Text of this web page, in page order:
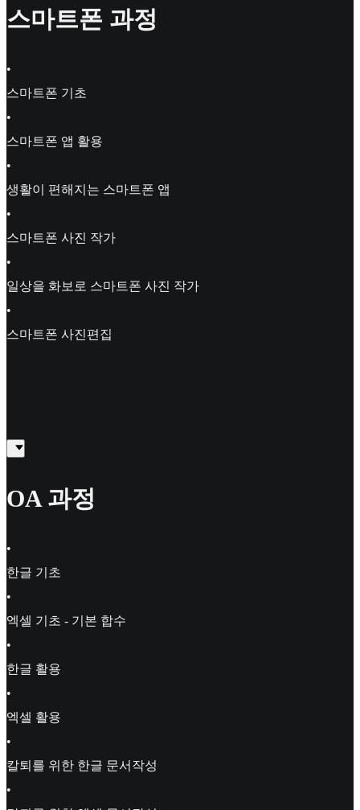
스마트폰 과정
•
스마트폰 기초
•
스마트폰 앱 활용
•
생활이 편해지는 스마트폰 앱
•
스마트폰 사진 작가
•
일상을 화보로 스마트폰 사진 작가
•
스마트폰 사진편집
OA 과정
•
한글 기초
•
엑셀 기초 - 기본 합수
•
한글 활용
•
엑셀 활용
•
칼퇴를 위한 한글 문서작성
•